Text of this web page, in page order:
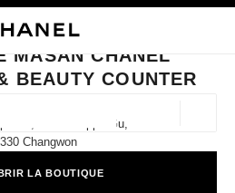
UNA BOUTIQUE
debajo de esta barra de búsqueda
SHINSEGAE MASAN CHANEL
MASAN CHANEL
BEAUTY COUNTER
Ro, Masanhappo-Gu,
Changwon
LA BOUTIQUE